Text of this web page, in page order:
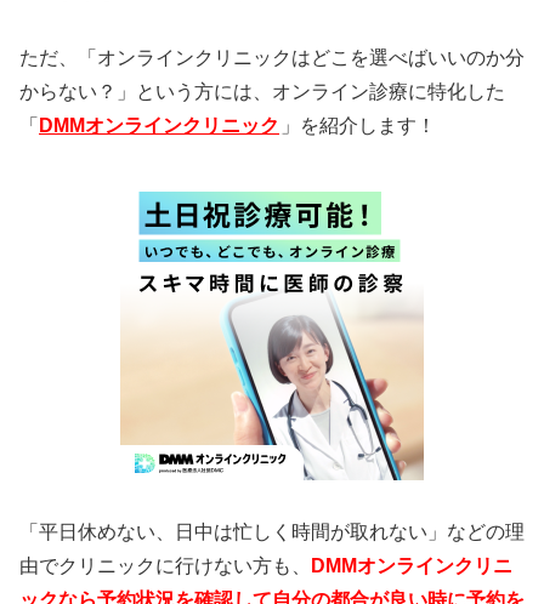
ただ、「オンラインクリニックはどこを選べばいいのか分
からない？」という方には、オンライン診療に特化した
「 DMMオンラインクリニック 」を紹介します！
「平日休めない、日中は忙しく時間が取れない」などの理
由でクリニックに行けない方も、
DMMオンラインクリニ
ックなら予約状況を確認して自分の都合が良い時に予約を